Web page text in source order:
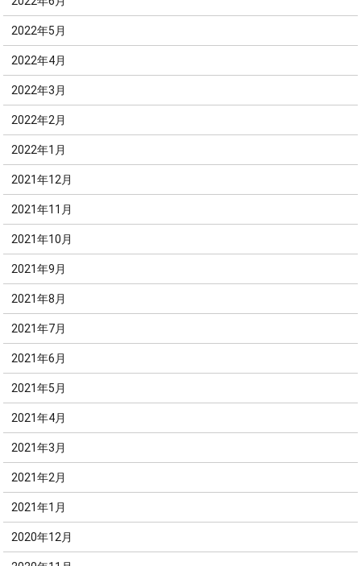
2022年5月
2022年4月
2022年3月
2022年2月
2022年1月
2021年12月
2021年11月
2021年10月
2021年9月
2021年8月
2021年7月
2021年6月
2021年5月
2021年4月
2021年3月
2021年2月
2021年1月
2020年12月